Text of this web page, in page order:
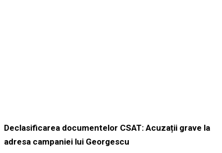
Declasificarea documentelor CSAT: Acuzații grave la
adresa campaniei lui Georgescu